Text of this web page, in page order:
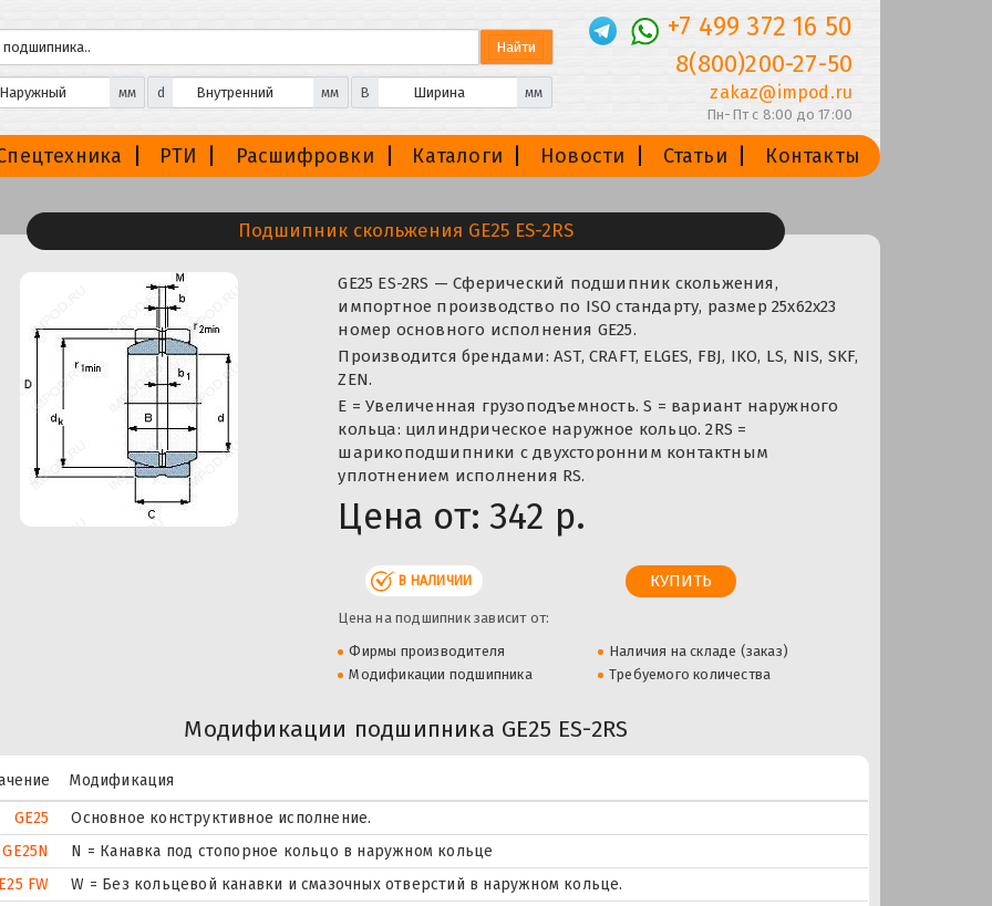
мм d мм B мм
+7 499 372 16 50
8(800)200-27-50
zakaz@impod.ru
Пн-Пт с 8:00 до 17:00
РТИ Расшифровки Каталоги Новости Статьи Контакты
Подшипник скольжения GE25 ES-2RS
GE25 ES-2RS — Сферический подшипник скольжения,
импортное производство по ISO стандарту, размер 25x62x23
номер основного исполнения GE25.
Производится брендами: AST, CRAFT, ELGES, FBJ, IKO, LS, NIS, SKF,
ZEN.
E = Увеличенная грузоподъемность. S = вариант наружного
кольца: цилиндрическое наружное кольцо. 2RS =
шарикоподшипники с двухсторонним контактным
уплотнением исполнения RS.
Цена от: 342 р.
В НАЛИЧИИ
Цена на подшипник зависит от:
Фирмы производителя
Наличия на складе (заказ)
Модификации подшипника
Требуемого количества
Модификации подшипника GE25 ES-2RS
Модификация
GE25
Основное конструктивное исполнение.
GE25N
N = Канавка под стопорное кольцо в наружном кольце
FW
W = Без кольцевой канавки и смазочных отверстий в наружном кольце.